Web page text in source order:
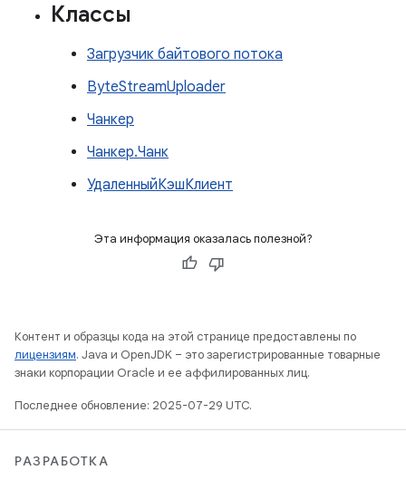
Классы
Загрузчик байтового потока
ByteStreamUploader
Чанкер
Чанкер.Чанк
УдаленныйКэшКлиент
Эта информация оказалась полезной?
Контент и образцы кода на этой странице предоставлены по
лицензиям. Java и OpenJDK – это зарегистрированные товарные
знаки корпорации Oracle и ее аффилированных лиц.
Последнее обновление: 2025-07-29 UTC.
РАЗРАБОТКА